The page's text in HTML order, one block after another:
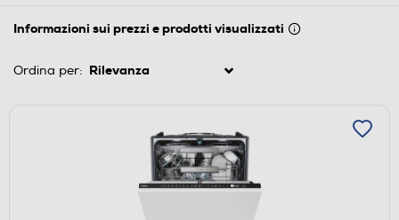
Informazioni sui prezzi e prodotti visualizzati
Ordina per: